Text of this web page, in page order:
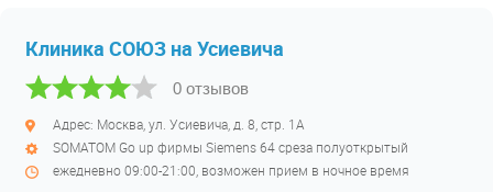
Клиника СОЮЗ на Усиевича
0 отзывов
Адрес: Москва, ул. Усиевича, д. 8, стр. 1А
SOMATOM Go up фирмы Siemens 64 среза полуоткрытый
ежедневно 09:00-21:00, возможен прием в ночное время